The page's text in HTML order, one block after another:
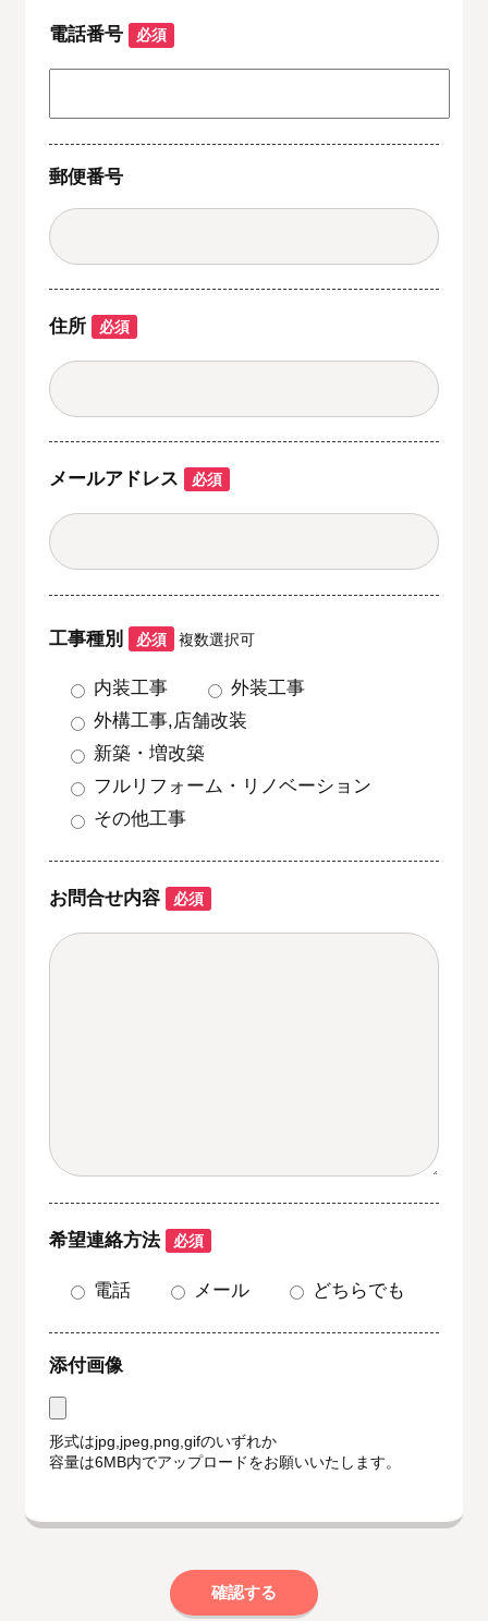
電話番号 必須
郵便番号
住所 必須
メールアドレス 必須
工事種別 必須 複数選択可
内装工事
外装工事
外構工事,店舗改装
新築・増改築
フルリフォーム・リノベーション
その他工事
お問合せ内容 必須
希望連絡方法 必須
電話 メール どちらでも
添付画像
形式はjpg,jpeg,png,gifのいずれか
容量は6MB内でアップロードをお願いいたします。